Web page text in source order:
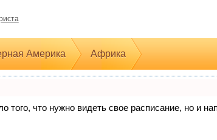
Америка Африка
того, что нужно видеть свое расписание, но и